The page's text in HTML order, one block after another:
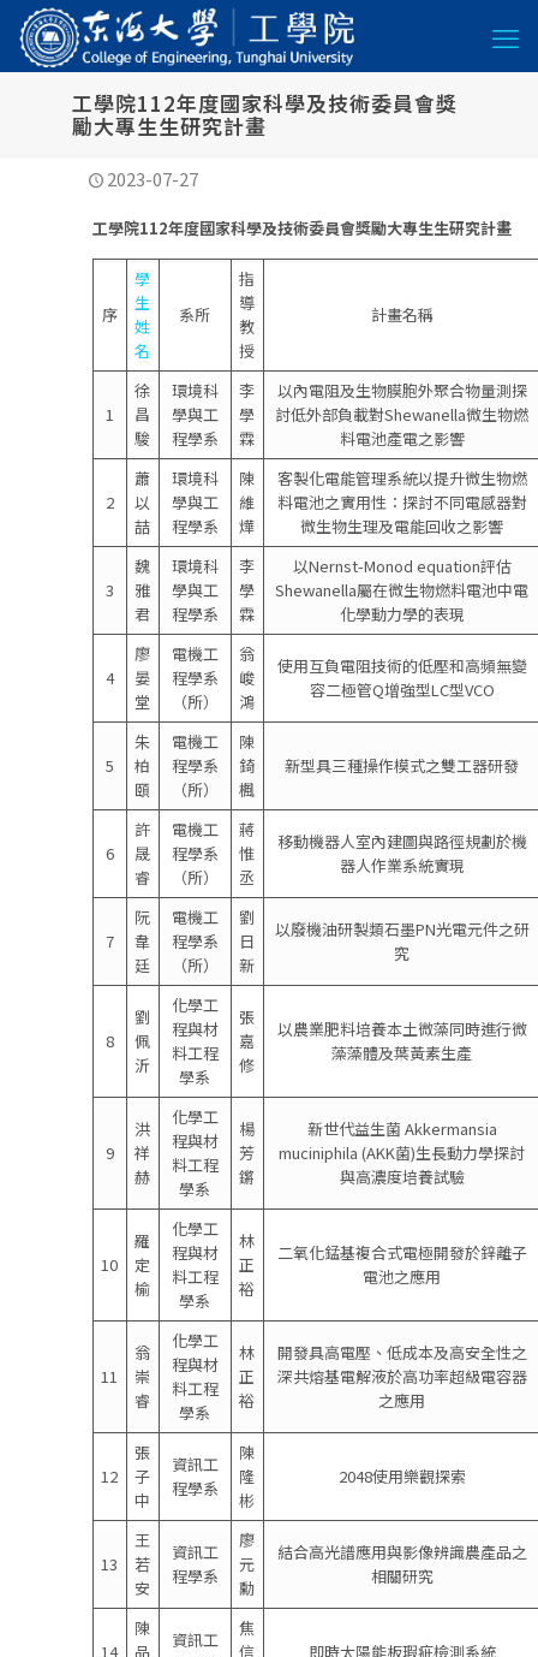
工學院112年度國家科學及技術委員會獎
勵大專生生研究計畫
2023-07-27
工學院112年度國家科學及技術委員會獎勵大專生生研究計畫
序
學
生
姓
名
系所
指
導
教
授
計畫名稱
1
徐
昌
駿
環境科
學與工
程學系
李
學
霖
以內電阻及生物膜胞外聚合物量測探
討低外部負載對Shewanella微生物燃
料電池產電之影響
2
蕭
以
喆
環境科
學與工
程學系
陳
維
燁
客製化電能管理系統以提升微生物燃
料電池之實用性：探討不同電感器對
微生物生理及電能回收之影響
3
魏
雅
君
環境科
學與工
程學系
李
學
霖
以Nernst-Monod equation評估
Shewanella屬在微生物燃料電池中電
化學動力學的表現
4
廖
晏
堂
電機工
程學系
（所）
翁
峻
鴻
使用互負電阻技術的低壓和高頻無變
容二極管Q增強型LC型VCO
5
朱
柏
頤
電機工
程學系
（所）
陳
錡
楓
新型具三種操作模式之雙工器研發
6
許
晟
睿
電機工
程學系
（所）
蔣
惟
丞
移動機器人室內建圖與路徑規劃於機
器人作業系統實現
7
阮
韋
廷
電機工
程學系
（所）
劉
日
新
以廢機油研製類石墨PN光電元件之研
究
8
劉
佩
沂
化學工
程與材
料工程
學系
張
嘉
修
以農業肥料培養本土微藻同時進行微
藻藻體及葉黃素生產
9
洪
祥
赫
化學工
程與材
料工程
學系
楊
芳
鏘
新世代益生菌 Akkermansia
muciniphila (AKK菌)生長動力學探討
與高濃度培養試驗
10
羅
定
榆
化學工
程與材
料工程
學系
林
正
裕
二氧化錳基複合式電極開發於鋅離子
電池之應用
11
翁
崇
睿
化學工
程與材
料工程
學系
林
正
裕
開發具高電壓、低成本及高安全性之
深共熔基電解液於高功率超級電容器
之應用
12
張
子
中
資訊工
程學系
陳
隆
彬
2048使用樂觀探索
13
王
若
安
資訊工
程學系
廖
元
勳
結合高光譜應用與影像辨識農產品之
相關研究
14
陳
品
資訊工
焦
信
即時太陽能板瑕疵檢測系統